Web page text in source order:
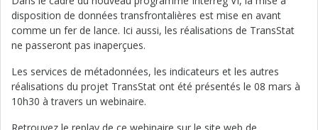
disposition de données transfrontalières est mise en avant
comme un fer de lance. Ici aussi, les réalisations de TransStat
ne passeront pas inaperçues.
Les services de métadonnées, les indicateurs et les autres
réalisations du projet TransStat ont été présentés le 08 mars à
10h30 à travers un webinaire.